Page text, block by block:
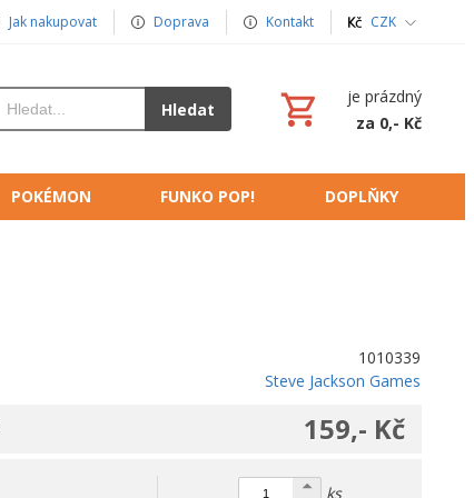
Jak nakupovat Doprava Kontakt CZK
Hledat
je prázdný
za 0,- Kč
POKÉMON FUNKO POP! DOPLŇKY
1010339
Steve Jackson Games
159,- Kč
ks